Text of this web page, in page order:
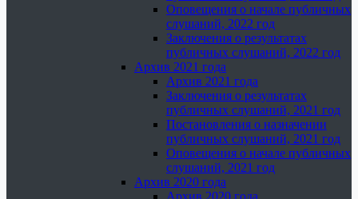
Оповещения о начале публичных
слушаний, 2022 год
Заключения о результатах
публичных слушаний, 2022 год
Архив 2021 года
Архив 2021 года
Заключения о результатах
публичных слушаний, 2021 год
Постановления о назначении
публичных слушаний, 2021 год
Оповещения о начале публичных
слушаний, 2021 год
Архив 2020 года
Архив 2020 года